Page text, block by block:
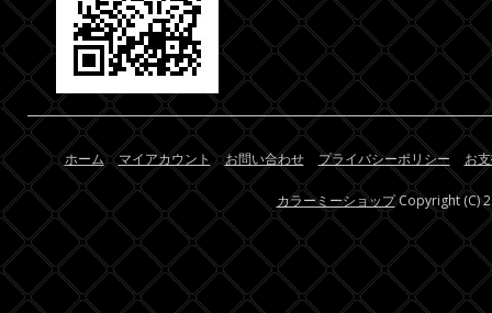
ホーム マイアカウント お問い合わせ プライバシーポリシー お
カラーミーショップCopyright (C)